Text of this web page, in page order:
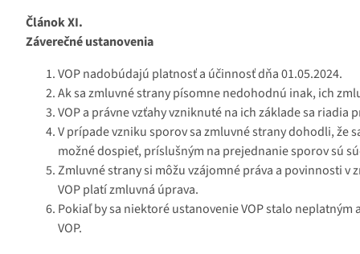
Článok XI.
Záverečné ustanovenia
VOP nadobúdajú platnosť a účinnosť dňa 01.05.2024.
Ak sa zmluvné strany písomne nedohodnú inak, ich
VOP a právne vzťahy vzniknuté na ich základe sa riadia
V prípade vzniku sporov sa zmluvné strany dohodli,
možné dospieť, príslušným na prejednanie sporov sú
Zmluvné strany si môžu vzájomné práva a povinnosti
VOP platí zmluvná úprava.
Pokiaľ by sa niektoré ustanovenie VOP stalo
VOP.